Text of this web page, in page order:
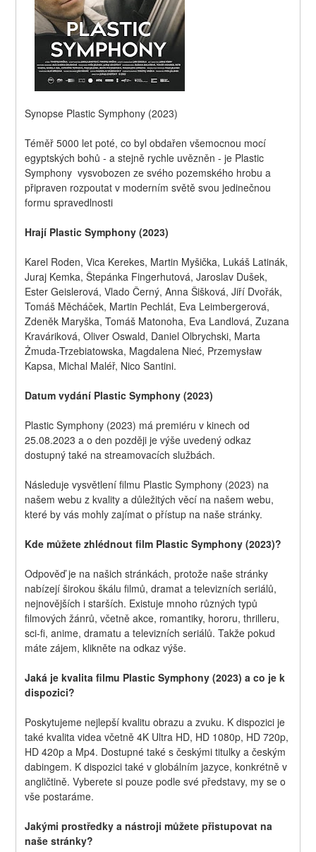
Synopse Plastic Symphony (2023)
Téměř 5000 let poté, co byl obdařen všemocnou mocí
egyptských bohů - a stejně rychle uvězněn - je Plastic
Symphony  vysvobozen ze svého pozemského hrobu a
připraven rozpoutat v moderním světě svou jedinečnou
formu spravedlnosti
Hrají Plastic Symphony (2023)
Karel Roden, Vica Kerekes, Martin Myšička, Lukáš Latinák,
Juraj Kemka, Štepánka Fingerhutová, Jaroslav Dušek,
Ester Geislerová, Vlado Černý, Anna Šišková, Jiří Dvořák,
Tomáš Měcháček, Martin Pechlát, Eva Leimbergerová,
Zdeněk Maryška, Tomáš Matonoha, Eva Landlová, Zuzana
Kraváriková, Oliver Oswald, Daniel Olbrychski, Marta
Żmuda-Trzebiatowska, Magdalena Nieć, Przemysław
Kapsa, Michal Maléř, Nico Santini.
Datum vydání Plastic Symphony (2023)
Plastic Symphony (2023) má premiéru v kinech od
25.08.2023 a o den později je výše uvedený odkaz
dostupný také na streamovacích službách.
Následuje vysvětlení filmu Plastic Symphony (2023) na
našem webu z kvality a důležitých věcí na našem webu,
které by vás mohly zajímat o přístup na naše stránky.
Kde můžete zhlédnout film Plastic Symphony (2023)?
Odpověď je na našich stránkách, protože naše stránky
nabízejí širokou škálu filmů, dramat a televizních seriálů,
nejnovějších i starších. Existuje mnoho různých typů
filmových žánrů, včetně akce, romantiky, hororu, thrilleru,
sci-fi, anime, dramatu a televizních seriálů. Takže pokud
máte zájem, klikněte na odkaz výše.
Jaká je kvalita filmu Plastic Symphony (2023) a co je k
dispozici?
Poskytujeme nejlepší kvalitu obrazu a zvuku. K dispozici je
také kvalita videa včetně 4K Ultra HD, HD 1080p, HD 720p,
HD 420p a Mp4. Dostupné také s českými titulky a českým
dabingem. K dispozici také v globálním jazyce, konkrétně v
angličtině. Vyberete si pouze podle své představy, my se o
vše postaráme.
Jakými prostředky a nástroji můžete přistupovat na
naše stránky?